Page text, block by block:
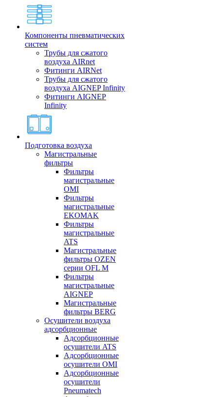
Компоненты пневматических
систем
Трубы для сжатого
воздуха AIRnet
Фитинги AIRNet
Трубы для сжатого
воздуха AIGNEP Infinity
Фитинги AIGNEP
Infinity
Подготовка воздуха
Магистральные
фильтры
Фильтры
магистральные
OMI
Фильтры
магистральные
EKOMAK
Фильтры
магистральные
ATS
Магистральные
фильтры OZEN
серии OFL M
Фильтры
магистральные
AIGNEP
Магистральные
фильтры BERG
Осушители воздуха
адсорбционные
Адсорбционные
осушители ATS
Адсорбционные
осушители OMI
Адсорбционные
осушители
Pneumatech